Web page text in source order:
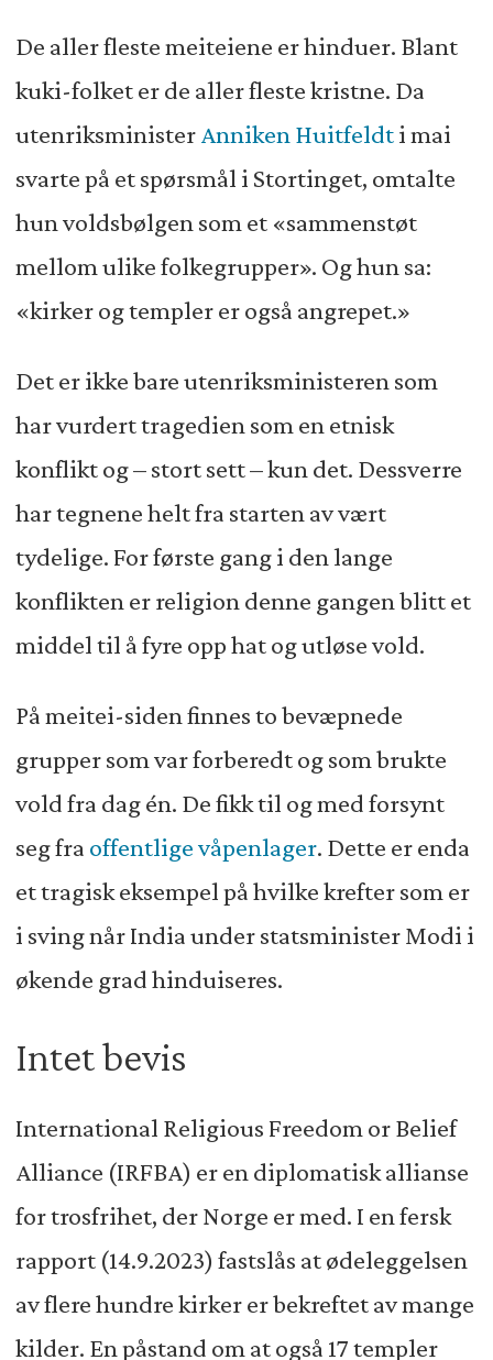
De aller fleste meiteiene er hinduer. Blant
kuki-folket er de aller fleste kristne. Da
utenriksminister Anniken Huitfeldti mai
svarte på et spørsmål i Stortinget, omtalte
hun voldsbølgen som et «sammenstøt
mellom ulike folkegrupper». Og hun sa:
«kirker og templer er også angrepet.»
Det er ikke bare utenriksministeren som
har vurdert tragedien som en etnisk
konflikt og – stort sett – kun det. Dessverre
har tegnene helt fra starten av vært
tydelige. For første gang i den lange
konflikten er religion denne gangen blitt et
middel til å fyre opp hat og utløse vold.
På meitei-siden finnes to bevæpnede
grupper som var forberedt og som brukte
vold fra dag én. De fikk til og med forsynt
seg fra offentlige våpenlager. Dette er enda
et tragisk eksempel på hvilke krefter som er
i sving når India under statsminister Modi i
økende grad hinduiseres.
Intet bevis
International Religious Freedom or Belief
Alliance (IRFBA) er en diplomatisk allianse
for trosfrihet, der Norge er med. I en fersk
rapport (14.9.2023) fastslås at ødeleggelsen
av flere hundre kirker er bekreftet av mange
kilder. En påstand om at også 17 templer